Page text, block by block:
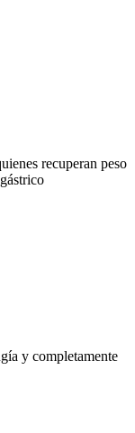
recuperan peso
y completamente